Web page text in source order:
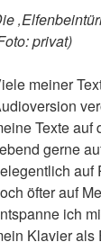
privat)
meiner
Texte auf
gerne
auf
öfter auf
ich
Klavier als